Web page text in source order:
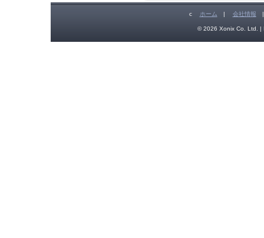
c ホーム | 会社情報
© 2026 Xonix Co. Ltd. |